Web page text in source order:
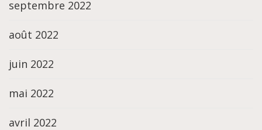
septembre 2022
août 2022
juin 2022
mai 2022
avril 2022